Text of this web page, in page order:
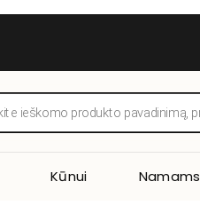
Kūnui Namams